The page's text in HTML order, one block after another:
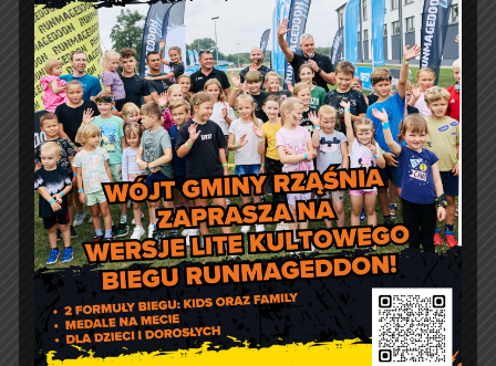
Jakość powietrza